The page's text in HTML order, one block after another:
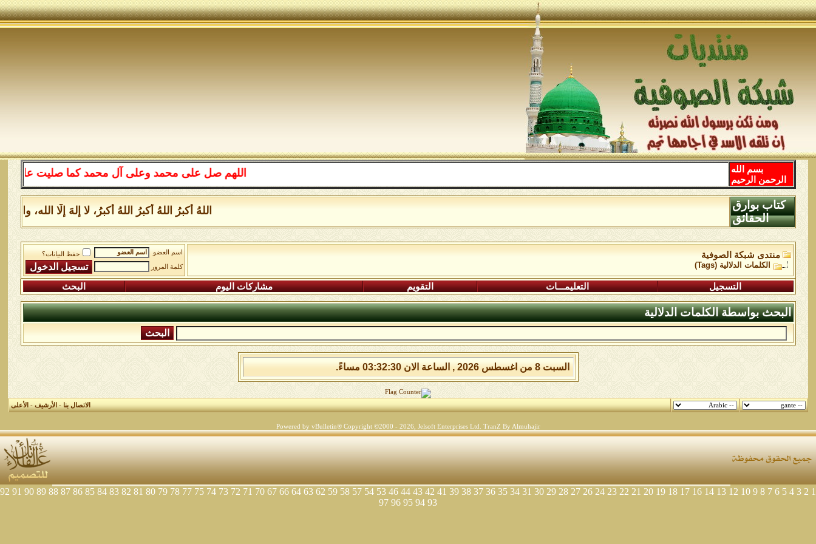
اللهم صل على محمد وعلى آل محمد كما صليت على
بسم الله
الرحمن الرحيم
اللهُ أكبرُ اللهُ أكبرُ اللهُ أكبرُ، لا إلهَ إلَّا الله،
كتاب بوارق
الحقائق
منتدى شبكة الصوفية
الكلمات الدلالية (Tags)
اسم العضو
حفظ البيانات؟
كلمة المرور
التسجيل التعليمـــات التقويم مشاركات اليوم البحث
البحث بواسطة الكلمات الدلالية
السبت 8 من اغسطس 2026 , الساعة الان 03:32:30 مساءً.
الاتصال بنا-الأرشيف-الأعلى
Powered by vBulletin® Copyright ©2000 - 2026, Jelsoft Enterprises Ltd. TranZ By Almuhajir
1
2
3
4
5
6
7
8
9
10
12
13
14
16
17
18
19
20
21
22
23
24
26
27
28
29
30
31
34
35
36
37
38
39
41
42
43
44
46
53
54
57
58
59
62
63
64
66
67
70
71
72
73
74
75
77
78
79
80
81
82
83
84
85
86
87
88
89
90
91
92
93
94
95
96
97